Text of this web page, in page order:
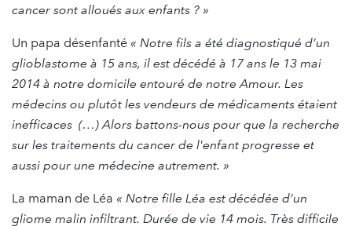
cancer sont alloués aux enfants ? »
Un papa désenfanté « Notre fils a été diagnostiqué d’un
glioblastome à 15 ans, il est décédé à 17 ans le 13 mai
2014 à notre domicile entouré de notre Amour. Les
médecins ou plutôt les vendeurs de médicaments étaient
inefficaces (…) Alors battons-nous pour que la recherche
sur les traitements du cancer de l'enfant progresse et
aussi pour une médecine autrement. »
La maman de Léa « Notre fille Léa est décédée d’un
gliome malin infiltrant. Durée de vie 14 mois. Très difficile